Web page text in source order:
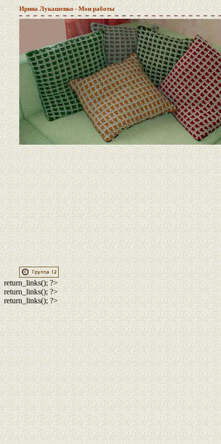
Ирина Лукашенко - Мои работы
return_links(); ?>
return_links(); ?>
return_links(); ?>